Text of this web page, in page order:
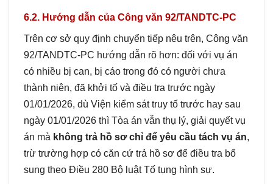
6.2. Hướng dẫn của Công văn 92/TANDTC-PC
Trên cơ sở quy định chuyển tiếp nêu trên, Công văn
92/TANDTC-PC hướng dẫn rõ hơn: đối với vụ án
có nhiều bị can, bị cáo trong đó có người chưa
thành niên, đã khởi tố và điều tra trước ngày
01/01/2026, dù Viện kiểm sát truy tố trước hay sau
ngày 01/01/2026 thì Tòa án vẫn thụ lý, giải quyết vụ
án mà không trả hồ sơ chỉ để yêu cầu tách vụ án,
trừ trường hợp có căn cứ trả hồ sơ để điều tra bổ
sung theo Điều 280 Bộ luật Tố tụng hình sự.